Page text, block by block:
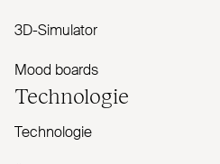
3D-Simulator
Mood boards
Technologie
Technologie